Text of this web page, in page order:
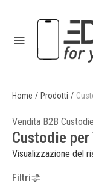
Home / Prodotti /
Vendita B2B
Custodie per
Visualizzazione del
Filtri